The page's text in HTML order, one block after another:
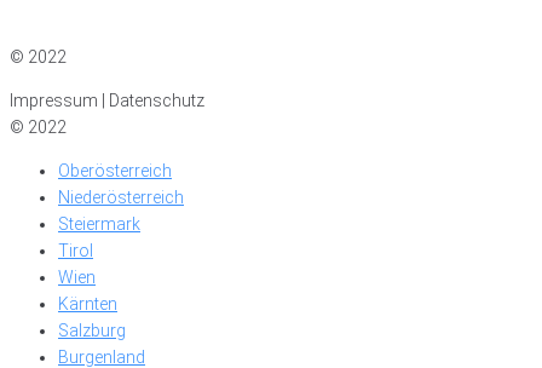
© 2022
Impressum | Datenschutz
© 2022
Oberösterreich
Niederösterreich
Steiermark
Tirol
Wien
Kärnten
Salzburg
Burgenland